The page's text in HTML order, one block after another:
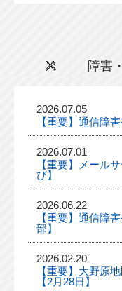
障害
2026.07.05
【重要】通信障
2026.07.01
【重要】メール
び】
2026.06.22
【重要】通信障
部】
2026.02.20
【重要】大野原
【2月28日】